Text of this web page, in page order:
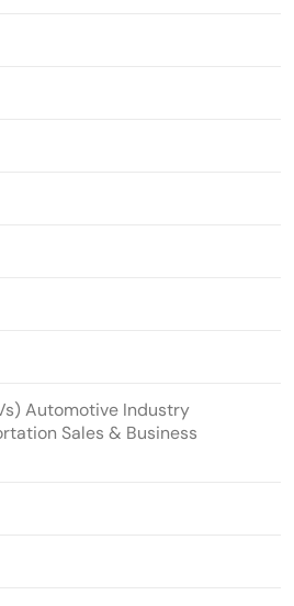
Automotive Industry
Sales & Business